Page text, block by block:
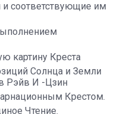
соответствующие им
картину Креста
Солнца и Земли
Рэйв И -Цзин
Крестом.
Чтение.